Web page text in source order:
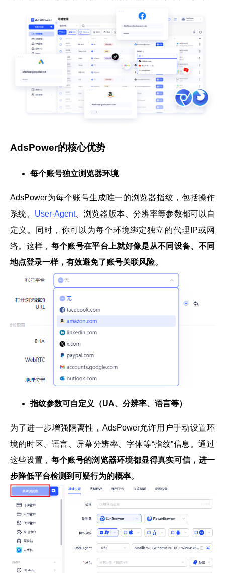
AdsPower的核心优势
每个账号独立浏览器环境
AdsPower为每个账号生成唯一的浏览器指纹，包括操作
系统、 User-Agent、浏览器版本、分辨率等参数都可以自
定义。同时，你可以为每个环境绑定独立的代理IP或网
络。这样， 每个账号在平台上就好像是从不同设备、不同
地点登录一样，有效避免了账号关联风险。
指纹参数可自定义（UA、分辨率、语言等）
为了进一步增强隔离性，AdsPower允许用户手动设置环
境的时区、语言、屏幕分辨率、字体等“指纹”信息。通过
这些设置， 每个账号的浏览器环境都显得真实可信，进一
步降低平台检测到可疑行为的概率。